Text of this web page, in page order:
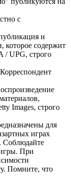
с
и
которое содержит
/ UPG, строго
Images, строго
для
играх
Соблюдайте
При
Помните, что